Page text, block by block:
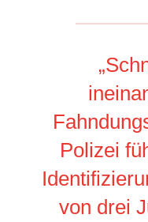
Polizei
von drei